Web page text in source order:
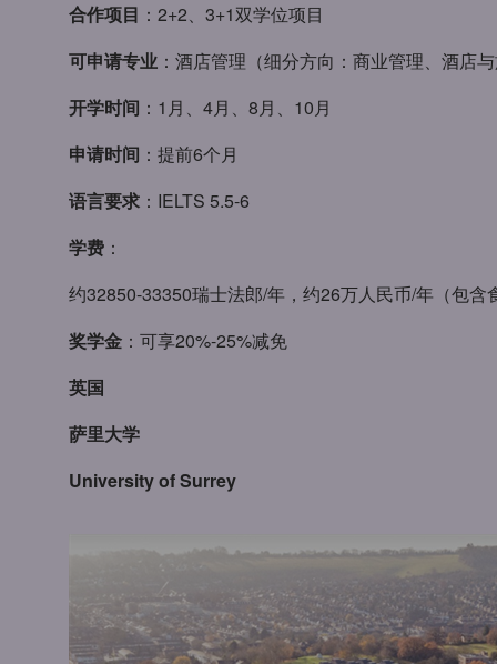
合作项目 ：2+2、3+1双学位项目
可申请专业 ：酒店管理（细分方向：商业管理、酒店
开学时间 ：1月、4月、8月、10月
申请时间 ：提前6个月
语言要求 ：IELTS 5.5-6
学费 ：
约32850-33350瑞士法郎/年，约26万人民币/年（包含
奖学金 ：可享20%-25%减免
英国
萨里大学
University of Surrey